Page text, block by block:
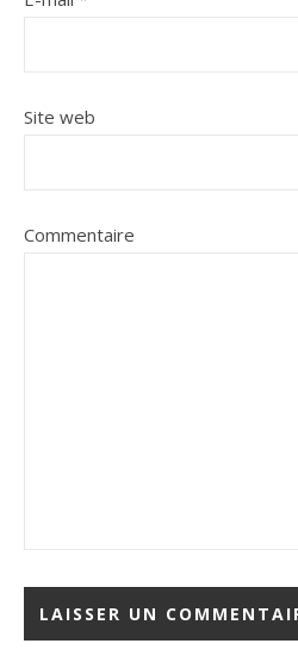
Site web
Commentaire